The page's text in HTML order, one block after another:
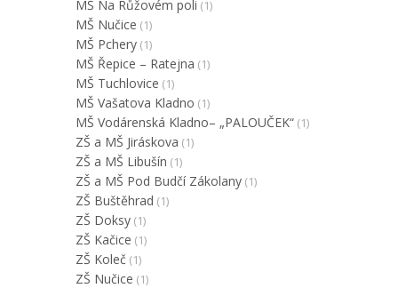
MŠ Na Růžovém poli (1)
MŠ Nučice (1)
MŠ Pchery (1)
MŠ Řepice – Ratejna (1)
MŠ Tuchlovice (1)
MŠ Vašatova Kladno (1)
MŠ Vodárenská Kladno– „PALOUČEK“ (1)
ZŠ a MŠ Jiráskova (1)
ZŠ a MŠ Libušín (1)
ZŠ a MŠ Pod Budčí Zákolany (1)
ZŠ Buštěhrad (1)
ZŠ Doksy (1)
ZŠ Kačice (1)
ZŠ Koleč (1)
ZŠ Nučice (1)